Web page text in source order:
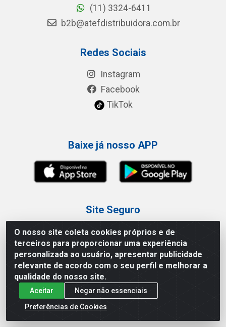
O nosso site coleta cookies próprios e de
terceiros para proporcionar uma experiência
personalizada ao usuário, apresentar publicidade
relevante de acordo com o seu perfil e melhorar a
qualidade do nosso site.
Aceitar
Negar não essenciais
Preferências de Cookies
(11) 3324-6411
b2b@atefdistribuidora.com.br
Redes Sociais
Instagram
Facebook
TikTok
Baixe já nosso APP
Site Seguro
Loja / Showroom
Tel.: (11) 3227-0546
Av Vautier, 587/597 - Pari - São Paulo/SP